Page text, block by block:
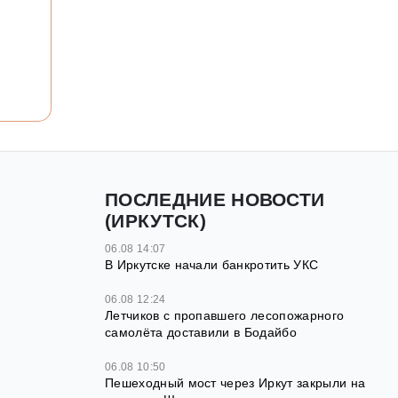
ПОСЛЕДНИЕ НОВОСТИ
(ИРКУТСК)
06.08 14:07
В Иркутске начали банкротить УКС
06.08 12:24
Летчиков с пропавшего лесопожарного
самолёта доставили в Бодайбо
06.08 10:50
Пешеходный мост через Иркут закрыли на